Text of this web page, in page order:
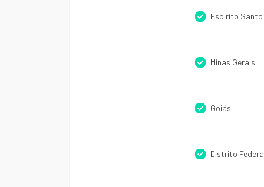
Espirito Santo
Minas Gerais
Goiás
Distrito